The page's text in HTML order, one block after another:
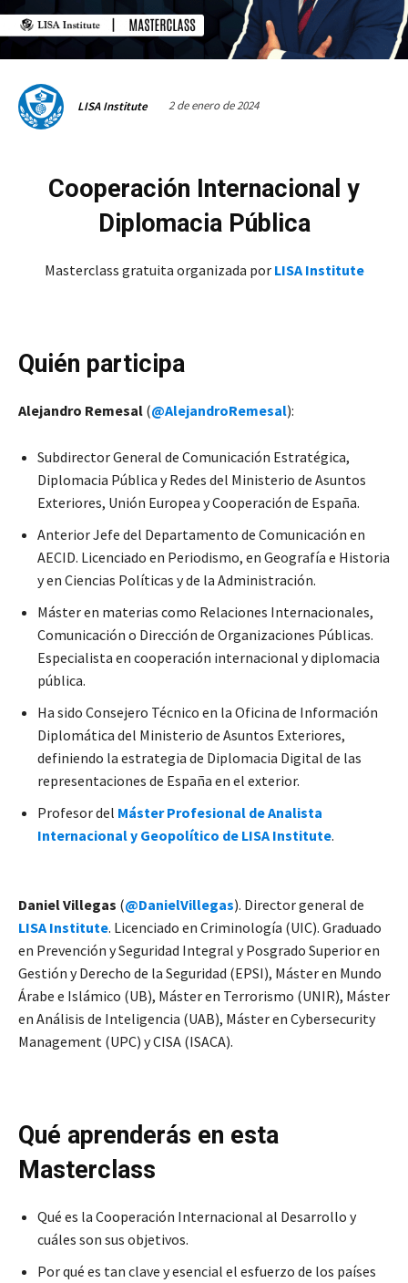
LISA Institute 2 de enero de 2024
Cooperación Internacional y
Diplomacia Pública
Masterclass gratuita organizada por LISA Institute
Quién participa
Alejandro Remesal (@AlejandroRemesal):
Subdirector General de Comunicación Estratégica,
Diplomacia Pública y Redes del Ministerio de Asuntos
Exteriores, Unión Europea y Cooperación de España.
Anterior Jefe del Departamento de Comunicación en
AECID. Licenciado en Periodismo, en Geografía e Historia
y en Ciencias Políticas y de la Administración.
Máster en materias como Relaciones Internacionales,
Comunicación o Dirección de Organizaciones Públicas.
Especialista en cooperación internacional y diplomacia
pública.
Ha sido Consejero Técnico en la Oficina de Información
Diplomática del Ministerio de Asuntos Exteriores,
definiendo la estrategia de Diplomacia Digital de las
representaciones de España en el exterior.
Profesor del Máster Profesional de Analista
Internacional y Geopolítico de LISA Institute.
Daniel Villegas (@DanielVillegas). Director general de
LISA Institute. Licenciado en Criminología (UIC). Graduado
en Prevención y Seguridad Integral y Posgrado Superior en
Gestión y Derecho de la Seguridad (EPSI), Máster en Mundo
Árabe e Islámico (UB), Máster en Terrorismo (UNIR), Máster
en Análisis de Inteligencia (UAB), Máster en Cybersecurity
Management (UPC) y CISA (ISACA).
Qué aprenderás en esta
Masterclass
Qué es la Cooperación Internacional al Desarrollo y
cuáles son sus objetivos.
Por qué es tan clave y esencial el esfuerzo de los países